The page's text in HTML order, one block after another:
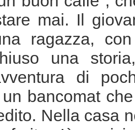
mai. Il
ragazza,
una
di
bancomat
Nella casa